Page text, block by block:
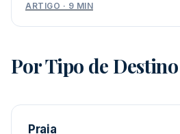
ARTIGO · 9 MIN
Por Tipo de Destino
Praia